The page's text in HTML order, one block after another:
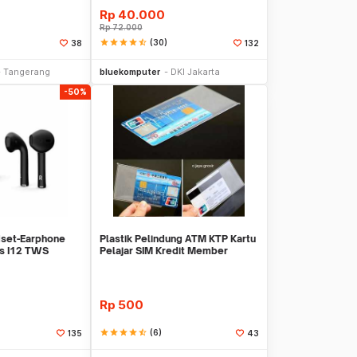
38
Tangerang
Rp 40.000
Rp72.000
starstarstarstarstar_half (30) 132
bluekomputer DKI Jakarta
-50%
Earphone
I12 TWS
135
Plastik Pelindung ATM KTP Kartu
Pelajar SIM Kredit Member
Rp 500
starstarstarstarstar_half (6) 43